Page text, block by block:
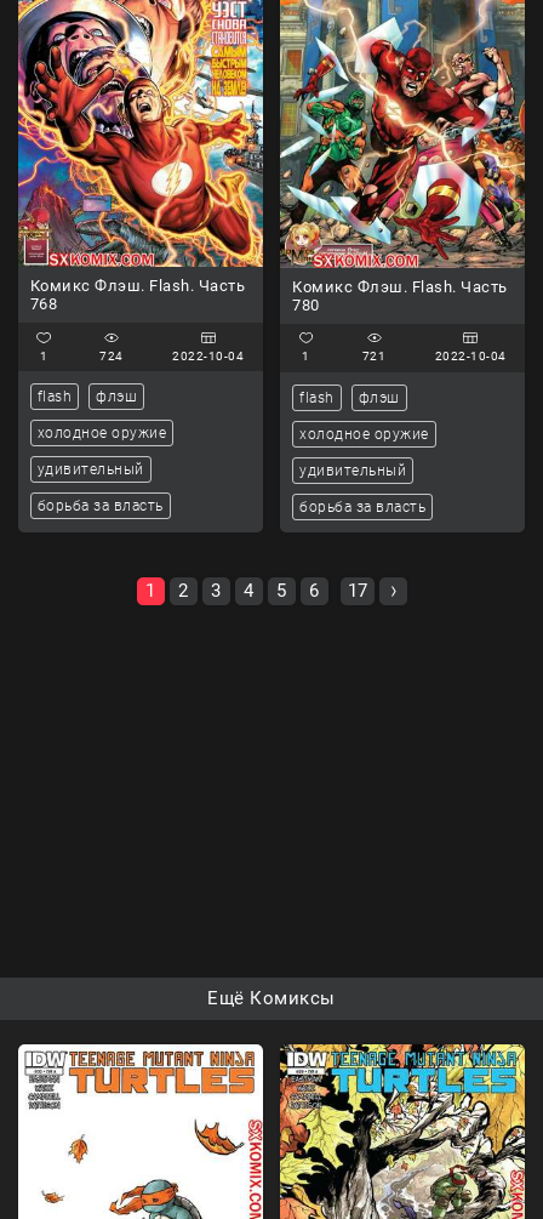
Комикс Флэш. Flash. Часть
768
1 724 2022-10-04
flash флэш
холодное оружие
удивительный
борьба за власть
Комикс Флэш. Flash. Часть
780
1 721 2022-10-04
flash флэш
холодное оружие
удивительный
борьба за власть
1 2 3 4 5 6 17
Ещё Комиксы